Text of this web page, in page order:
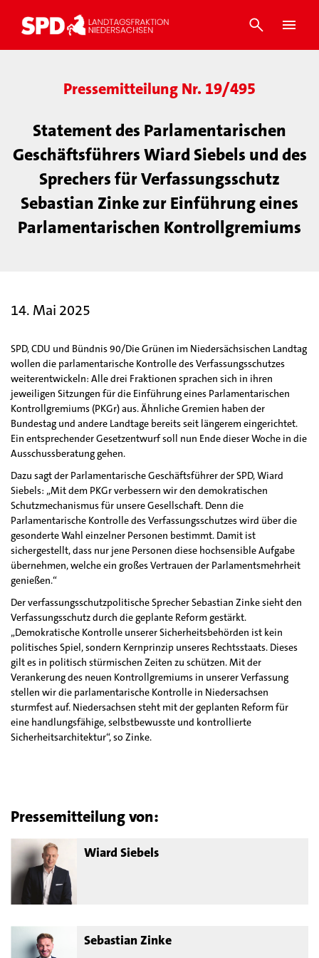
Pressemitteilung Nr. 19/495
Statement des Parlamentarischen
Geschäftsführers Wiard Siebels und des
Sprechers für Verfassungsschutz
Sebastian Zinke zur Einführung eines
Parlamentarischen Kontrollgremiums
14. Mai 2025
SPD, CDU und Bündnis 90/Die Grünen im Niedersächsischen Landtag
wollen die parlamentarische Kontrolle des Verfassungsschutzes
weiterentwickeln: Alle drei Fraktionen sprachen sich in ihren
jeweiligen Sitzungen für die Einführung eines Parlamentarischen
Kontrollgremiums (PKGr) aus. Ähnliche Gremien haben der
Bundestag und andere Landtage bereits seit längerem eingerichtet.
Ein entsprechender Gesetzentwurf soll nun Ende dieser Woche in die
Ausschussberatung gehen.
Dazu sagt der Parlamentarische Geschäftsführer der SPD, Wiard
Siebels: „Mit dem PKGr verbessern wir den demokratischen
Schutzmechanismus für unsere Gesellschaft. Denn die
Parlamentarische Kontrolle des Verfassungsschutzes wird über die
gesonderte Wahl einzelner Personen bestimmt. Damit ist
sichergestellt, dass nur jene Personen diese hochsensible Aufgabe
übernehmen, welche ein großes Vertrauen der Parlamentsmehrheit
genießen.“
Der verfassungsschutzpolitische Sprecher Sebastian Zinke sieht den
Verfassungsschutz durch die geplante Reform gestärkt.
„Demokratische Kontrolle unserer Sicherheitsbehörden ist kein
politisches Spiel, sondern Kernprinzip unseres Rechtsstaats. Dieses
gilt es in politisch stürmischen Zeiten zu schützen. Mit der
Verankerung des neuen Kontrollgremiums in unserer Verfassung
stellen wir die parlamentarische Kontrolle in Niedersachsen
sturmfest auf. Niedersachsen steht mit der geplanten Reform für
eine handlungsfähige, selbstbewusste und kontrollierte
Sicherheitsarchitektur“, so Zinke.
Pressemitteilung von:
Wiard Siebels
Sebastian Zinke